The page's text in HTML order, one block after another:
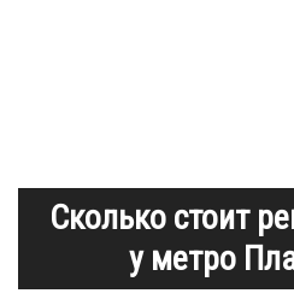
Сколько стоит
у метро